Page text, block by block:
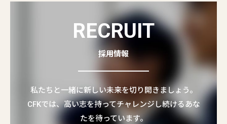
RECRUIT
採用情報
私たちと一緒に新しい未来を切り開きましょう。
CFKでは、高い志を持ってチャレンジし続けるあな
たを待っています。